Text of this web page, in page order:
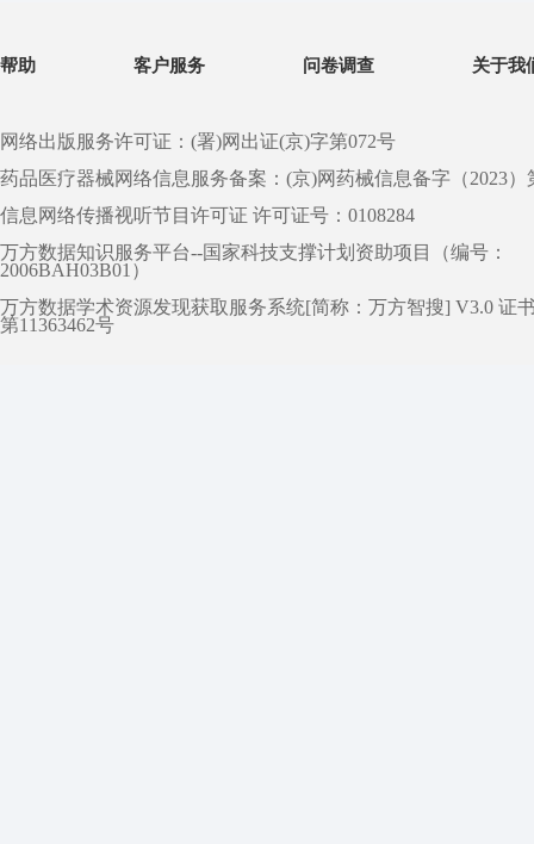
帮助 客户服务 问卷调查 关于我
网络出版服务许可证：(署)网出证(京)字第072号
药品医疗器械网络信息服务备案：(京)网药械信息备字（2023）
信息网络传播视听节目许可证 许可证号：0108284
万方数据知识服务平台--国家科技支撑计划资助项目（编号：
2006BAH03B01）
万方数据学术资源发现获取服务系统[简称：万方智搜] V3.0 证
第11363462号